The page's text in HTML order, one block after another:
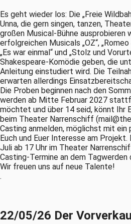
Es geht wieder los: Die „Freie
Unna, die gern singen, tanzen,
großen Musical-Bühne ausprobieren
erfolgreichen Musicals „OZ“, „Romeo
„Es war einmal“ und „Stolz und
Shakespeare-Komödie geben, die
Anleitung einstudiert wird. Die
erwarten allerdings
Die Proben beginnen nach den
werden ab Mitte Februar 2027
möchtet und über 14 seid, könnt Ihr
beim Theater Narrenschiff
Casting anmelden, möglichst mit ein
Euch und Euer Interesse am
Juli ab 17 Uhr im Theater
Casting-Termine an dem Tagwerden
Wir freuen uns auf neue Talente!
.
22/05/26 Der